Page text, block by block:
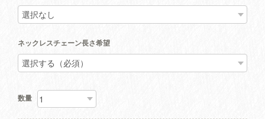
ネックレスチェーン長さ希望
数量